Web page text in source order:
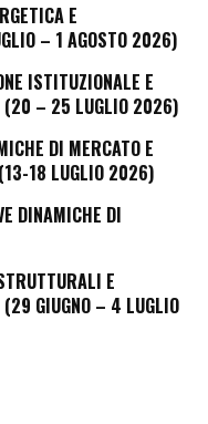
E
– 1 AGOSTO 2026)
ISTITUZIONALE E
(20 – 25 LUGLIO 2026)
DI MERCATO E
18 LUGLIO 2026)
DINAMICHE DI
E
GIUGNO – 4 LUGLIO